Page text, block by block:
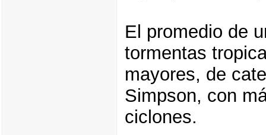
El promedio de
tormentas
mayores, de
Simpson, con
ciclones.